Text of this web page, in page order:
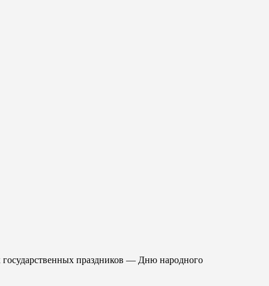
государственных праздников — Дню народного